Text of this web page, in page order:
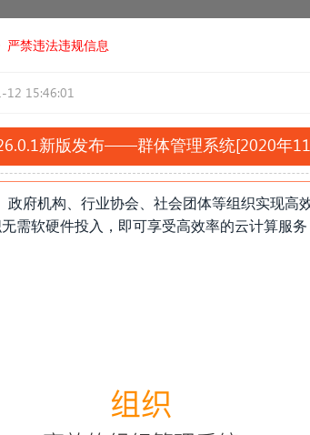
严禁违法违规信息
12 15:46:01
新版发布——群体管理系统[2020年
政府机构、行业协会、社会团体等组织实现高
需软硬件投入，即可享受高效率的云计算服